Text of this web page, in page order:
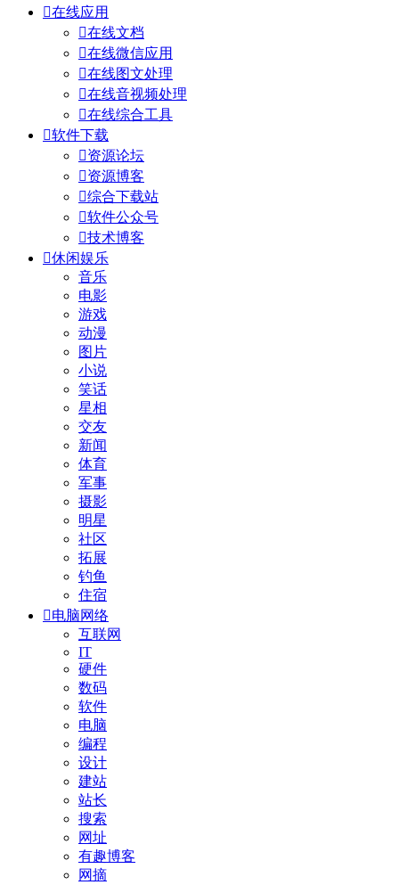
在线应用
在线文档
在线微信应用
在线图文处理
在线音视频处理
在线综合工具
软件下载
资源论坛
资源博客
综合下载站
软件公众号
技术博客
休闲娱乐
音乐
电影
游戏
动漫
图片
小说
笑话
星相
交友
新闻
体育
军事
摄影
明星
社区
拓展
钓鱼
住宿
电脑网络
互联网
IT
硬件
数码
软件
电脑
编程
设计
建站
站长
搜索
网址
有趣博客
网摘